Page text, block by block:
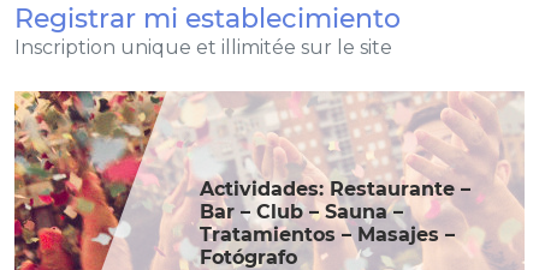
Registrar mi establecimiento
Inscription unique et illimitée sur le site
Actividades: Restaurante –
Bar – Club – Sauna –
Tratamientos – Masajes –
Fotógrafo